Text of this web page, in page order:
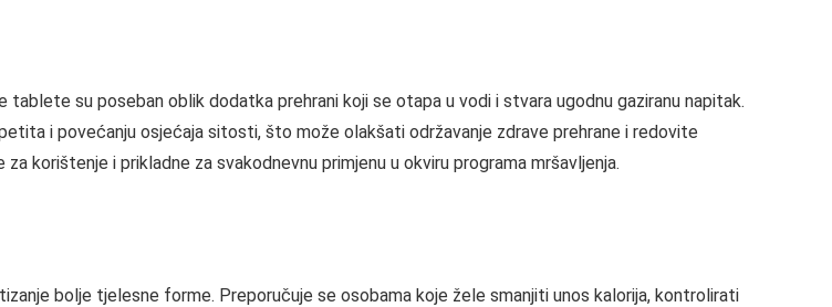
su poseban oblik dodatka prehrani koji se otapa u vodi i stvara ugodnu gaziranu napitak.
i povećanju osjećaja sitosti, što može olakšati održavanje zdrave prehrane i redovite
korištenje i prikladne za svakodnevnu primjenu u okviru programa mršavljenja.
bolje tjelesne forme. Preporučuje se osobama koje žele smanjiti unos kalorija, kontrolirati